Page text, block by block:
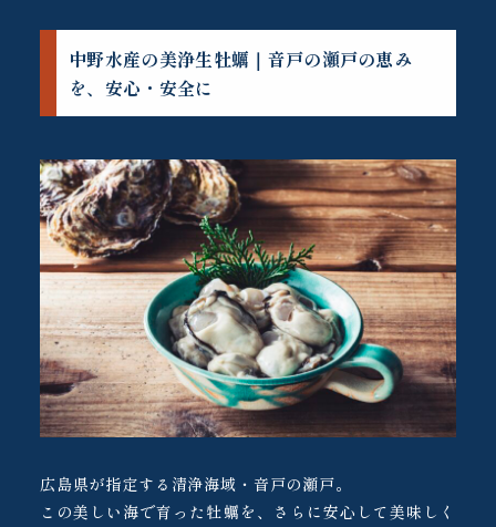
中野水産の美浄生牡蠣｜音戸の瀬戸の恵み
を、安心・安全に
広島県が指定する清浄海域・音戸の瀬戸。
この美しい海で育った牡蠣を、さらに安心して美味しく